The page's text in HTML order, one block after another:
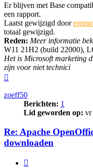
Er blijven met Base
een rapport.
Laatst gewijzigd door
totaal gewijzigd.
Reden: Meer informatie
W11 21H2 (build 22000),
Het is Microsoft marketing
zijn voor niet technici
zoeff50
Berichten: 1
Lid geworden op: vr
Re: Apache
downloaden